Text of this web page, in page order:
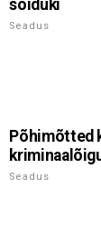
sõiduki
Seadus
Põhimõtted
Seadus